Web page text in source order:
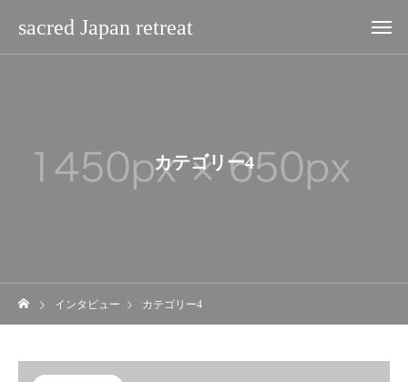
sacred Japan retreat
カテゴリー4
インタビュー カテゴリー4